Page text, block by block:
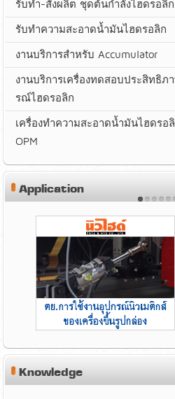
รับทำ-สั่งผลิต ชุดต้นกำลังไฮดรอลิก
รับทำความสะอาดน้ำมันไฮดรอลิก
งานบริการสำหรับ Accumulator
งานบริการเครื่องทดสอบประสิทธิภ
รณ์ไฮดรอลิก
เครื่องทำความสะอาดน้ำมันไฮดรอ
OPM
Application
Knowledge